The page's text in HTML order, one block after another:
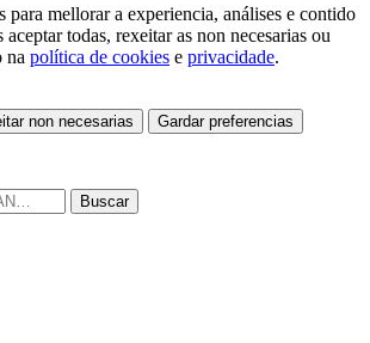
para mellorar a experiencia, análises e contido
todas, rexeitar as non necesarias ou
na política de cookies e privacidade.
non necesarias Gardar preferencias
Buscar